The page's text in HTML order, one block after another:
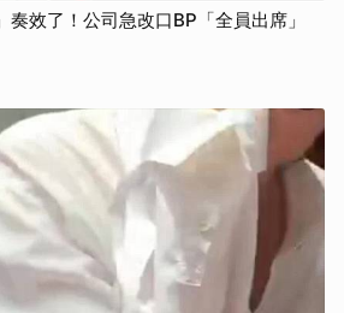
效了！公司急改口BP「全員出席」